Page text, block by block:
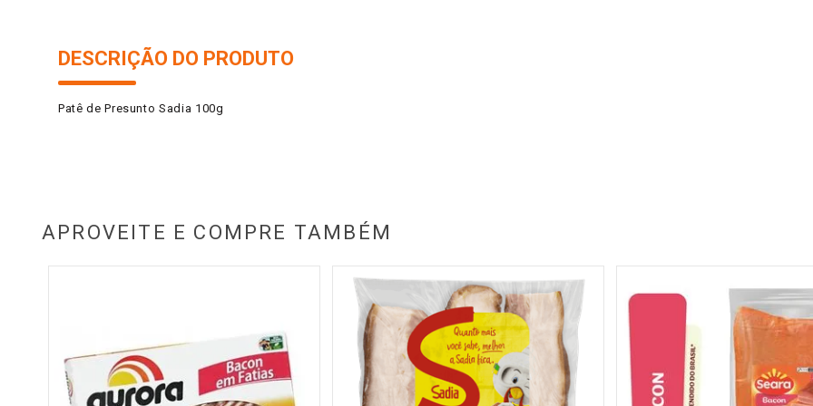
DESCRIÇÃO DO PRODUTO
Patê de Presunto Sadia 100g
APROVEITE E COMPRE TAMBÉM